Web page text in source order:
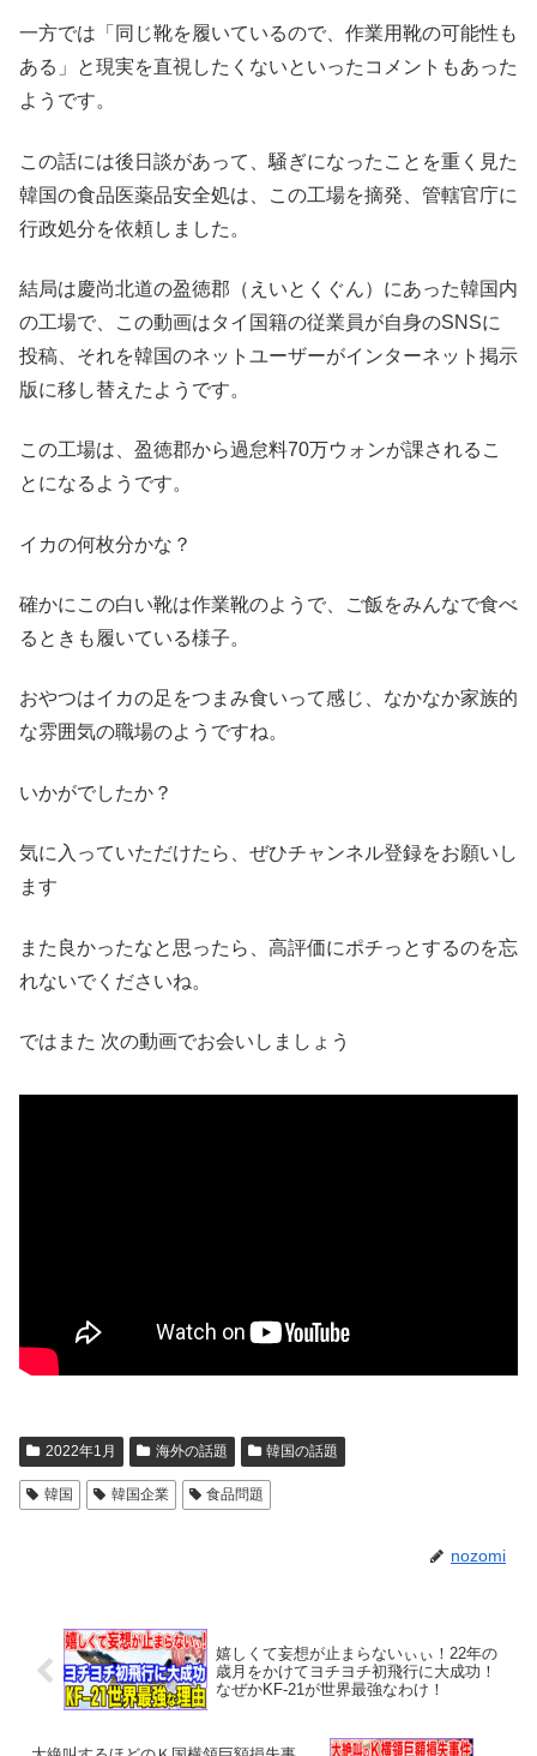
一方では「同じ靴を履いているので、作業用靴の可能性も
ある」と現実を直視したくないといったコメントもあった
ようです。
この話には後日談があって、騒ぎになったことを重く見た
韓国の食品医薬品安全処は、この工場を摘発、管轄官庁に
行政処分を依頼しました。
結局は慶尚北道の盈徳郡（えいとくぐん）にあった韓国内
の工場で、この動画はタイ国籍の従業員が自身のSNSに
投稿、それを韓国のネットユーザーがインターネット掲示
版に移し替えたようです。
この工場は、盈徳郡から過怠料70万ウォンが課されるこ
とになるようです。
イカの何枚分かな？
確かにこの白い靴は作業靴のようで、ご飯をみんなで食べ
るときも履いている様子。
おやつはイカの足をつまみ食いって感じ、なかなか家族的
な雰囲気の職場のようですね。
いかがでしたか？
気に入っていただけたら、ぜひチャンネル登録をお願いし
ます
また良かったなと思ったら、高評価にポチっとするのを忘
れないでくださいね。
ではまた 次の動画でお会いしましょう
2022年1月 海外の話題 韓国の話題
韓国 韓国企業 食品問題
nozomi
嬉しくて妄想が止まらないぃぃ！22年の
歳月をかけてヨチヨチ初飛行に大成功！
なぜかKF-21が世界最強なわけ！